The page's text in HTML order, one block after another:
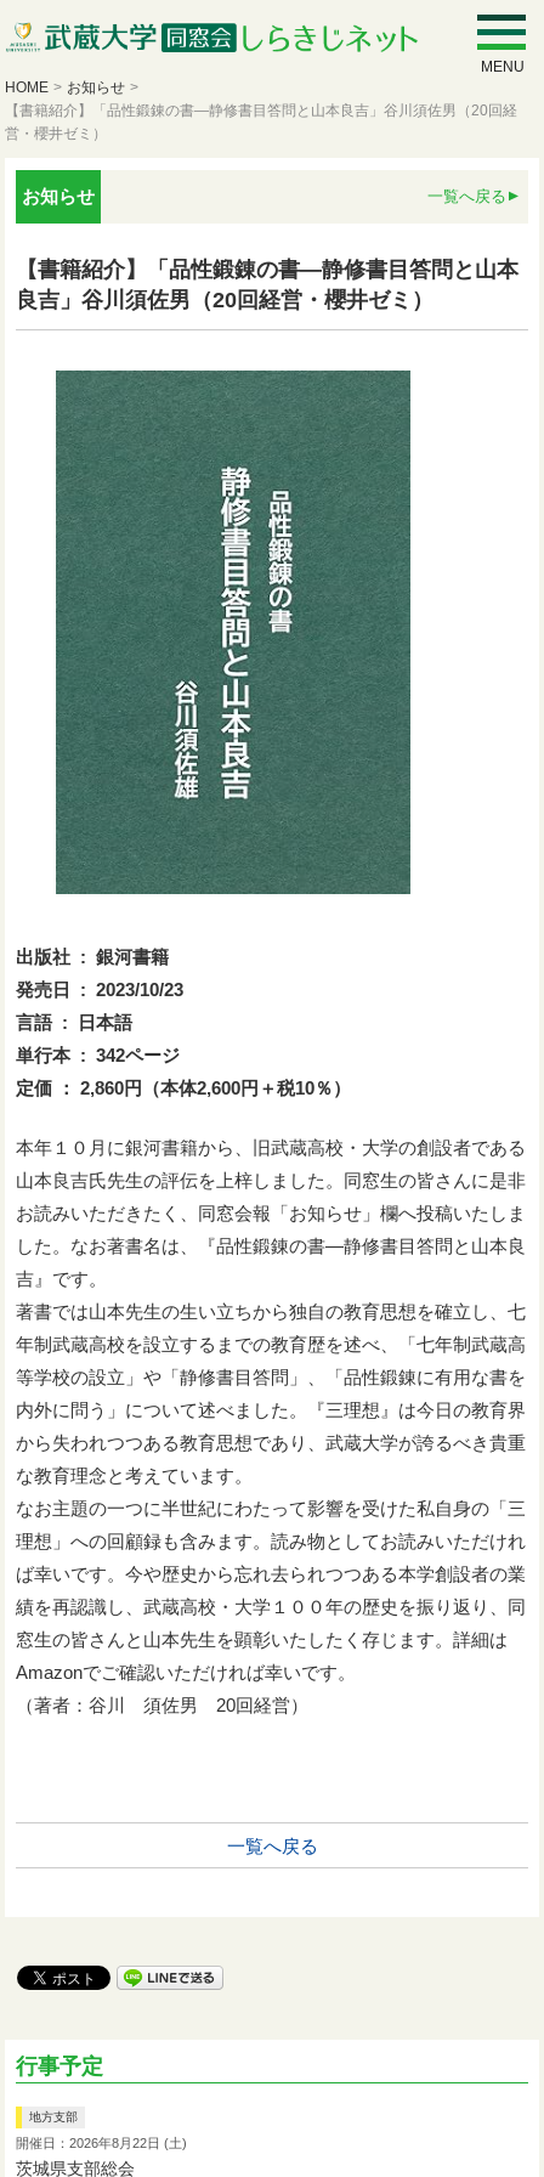
MENU
HOME > お知らせ >
【書籍紹介】「品性鍛錬の書—静修書目答問と山本良吉」谷川須佐男（20回経
営・櫻井ゼミ）
お知らせ 一覧へ戻る
【書籍紹介】「品性鍛錬の書—静修書目答問と山本
良吉」谷川須佐男（20回経営・櫻井ゼミ）
出版社 ‏ : ‎ 銀河書籍
発売日 ‏ : ‎ 2023/10/23
言語 ‏ : ‎ 日本語
単行本 ‏ : ‎ 342ページ
定価 ： 2,860円（本体2,600円＋税10％）
本年１０月に銀河書籍から、旧武蔵高校・大学の創設者である
山本良吉氏先生の評伝を上梓しました。同窓生の皆さんに是非
お読みいただきたく、同窓会報「お知らせ」欄へ投稿いたしま
した。なお著書名は、『品性鍛錬の書—静修書目答問と山本良
吉』です。
著書では山本先生の生い立ちから独自の教育思想を確立し、七
年制武蔵高校を設立するまでの教育歴を述べ、「七年制武蔵高
等学校の設立」や「静修書目答問」、「品性鍛錬に有用な書を
内外に問う」について述べました。『三理想』は今日の教育界
から失われつつある教育思想であり、武蔵大学が誇るべき貴重
な教育理念と考えています。
なお主題の一つに半世紀にわたって影響を受けた私自身の「三
理想」への回顧録も含みます。読み物としてお読みいただけれ
ば幸いです。今や歴史から忘れ去られつつある本学創設者の業
績を再認識し、武蔵高校・大学１００年の歴史を振り返り、同
窓生の皆さんと山本先生を顕彰いたしたく存じます。詳細は
Amazonでご確認いただければ幸いです。
（著者：谷川 須佐男 20回経営）
一覧へ戻る
行事予定
地方支部
開催日：2026年8月22日 (土)
茨城県支部総会